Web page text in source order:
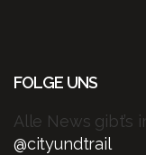
FOLGE UNS
Alle News gibt’s
@cityundtrail